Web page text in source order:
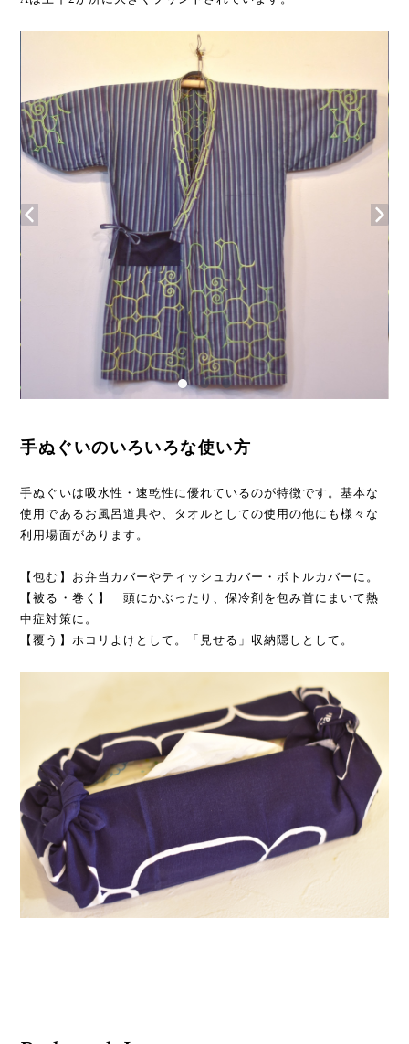
手ぬぐいのいろいろな使い方
手ぬぐいは吸水性・速乾性に優れているのが特徴です。基本な
使用であるお風呂道具や、タオルとしての使用の他にも様々な
利用場面があります。
【包む】お弁当カバーやティッシュカバー・ボトルカバーに。
【被る・巻く】 頭にかぶったり、保冷剤を包み首にまいて熱
中症対策に。
【覆う】ホコリよけとして。「見せる」収納隠しとして。